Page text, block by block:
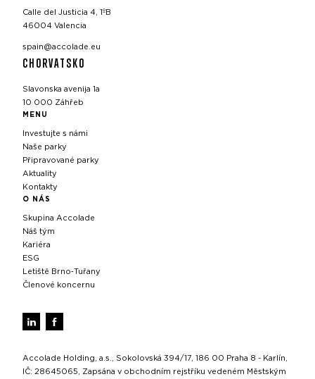
Calle del Justicia 4, 1ºB
46004 Valencia
spain@accolade.eu
CHORVATSKO
Slavonska avenija 1a
10 000 Záhřeb
MENU
Investujte s námi
Naše parky
Připravované parky
Aktuality
Kontakty
O NÁS
Skupina Accolade
Náš tým
Kariéra
ESG
Letiště Brno‑Tuřany
Členové koncernu
Accolade Holding, a.s., Sokolovská 394/17, 186 00 Praha 8 - Karlín,
IČ: 28645065, Zapsána v obchodním rejstříku vedeném Městským